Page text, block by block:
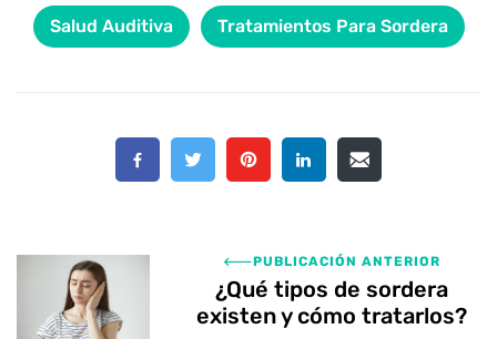
Salud Auditiva Tratamientos Para Sordera
PUBLICACIÓN ANTERIOR
¿Qué tipos de sordera
existen y cómo tratarlos?